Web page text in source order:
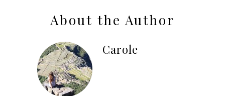
About the Author
Carole